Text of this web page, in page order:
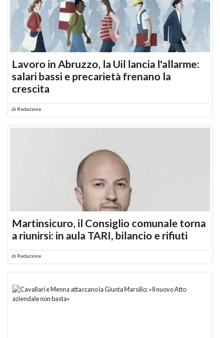
Lavoro in Abruzzo, la Uil lancia l'allarme:
salari bassi e precarietà frenano la
crescita
di Redazione
Martinsicuro, il Consiglio comunale torna
a riunirsi: in aula TARI, bilancio e rifiuti
di Redazione